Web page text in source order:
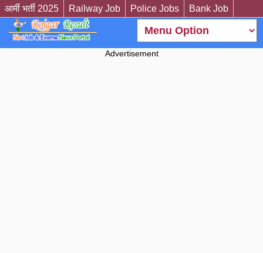
आर्मी भर्ती 2025 Railway Job Police Jobs Bank Job
Advertisement